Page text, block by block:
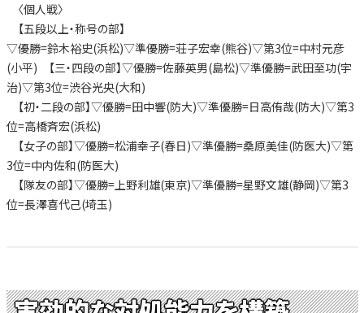
〈個人戦〉
【五段以上・称号の部】
▽優勝=鈴木裕史(浜松)▽準優勝=荘子宏幸(熊谷)▽第3位=中村元彦
(小平) 【三・四段の部】▽優勝=佐藤英男(島松)▽準優勝=武田至功(宇
治)▽第3位=渋谷光央(大和)
【初・二段の部】▽優勝=田中響(防大)▽準優勝=日高侑哉(防大)▽第3
位=高橋斉宏(浜松)
【女子の部】▽優勝=松浦幸子(春日)▽準優勝=桑原美佳(防医大)▽第
3位=中内佐和(防医大)
【隊友の部】▽優勝=上野利雄(東京)▽準優勝=星野文雄(静岡)▽第3
位=長澤喜代己(埼玉)